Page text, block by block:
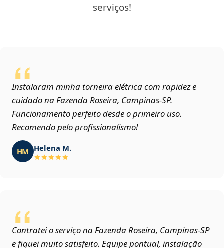
serviços!
Instalaram minha torneira elétrica com rapidez e
cuidado na Fazenda Roseira, Campinas‑SP.
Funcionamento perfeito desde o primeiro uso.
Recomendo pelo profissionalismo!
HM Helena M.
Contratei o serviço na Fazenda Roseira, Campinas‑SP
e fiquei muito satisfeito. Equipe pontual, instalação